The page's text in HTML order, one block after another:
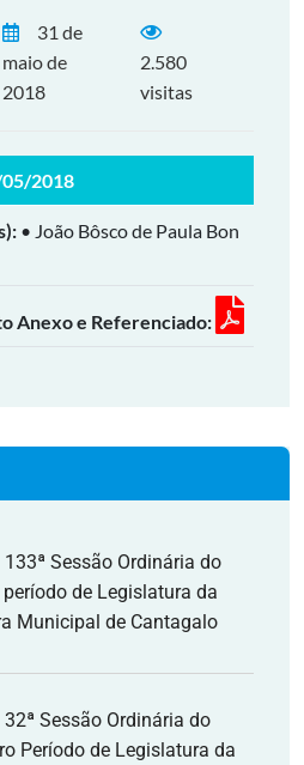
31 de
maio de
2018
2.580
visitas
05/2018
• João Bôsco de Paula Bon
Anexo e Referenciado:
Sessão Ordinária do
de Legislatura da
Municipal de Cantagalo
Sessão Ordinária do
Período de Legislatura da